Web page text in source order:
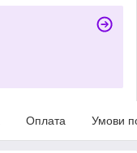
Оплата Умови